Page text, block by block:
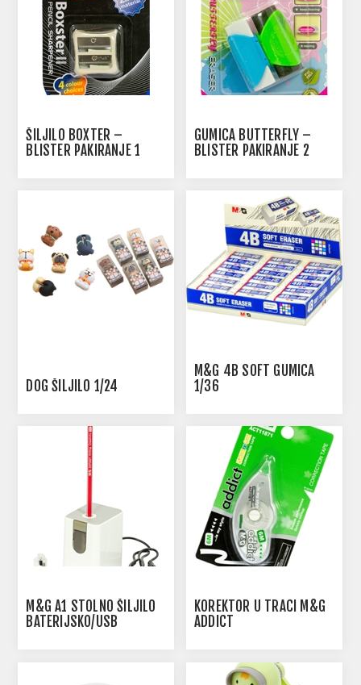
ŠILJILO BOXTER –
BLISTER PAKIRANJE 1
GUMICA BUTTERFLY –
BLISTER PAKIRANJE 2
DOG ŠILJILO 1/24
M&G 4B SOFT GUMICA
1/36
M&G A1 STOLNO ŠILJILO
BATERIJSKO/USB
KOREKTOR U TRACI M&G
ADDICT